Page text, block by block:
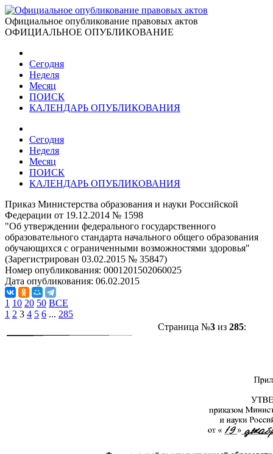
Официальное опубликование правовых актов
ОФИЦИАЛЬНОЕ ОПУБЛИКОВАНИЕ
Сегодня
Неделя
Месяц
ПОИСК
КАЛЕНДАРЬ ОПУБЛИКОВАНИЯ
Сегодня
Неделя
Месяц
ПОИСК
КАЛЕНДАРЬ ОПУБЛИКОВАНИЯ
Приказ Министерства образования и науки Российской
Федерации от 19.12.2014 № 1598
"Об утверждении федерального государственного
образовательного стандарта начального общего образования
обучающихся с ограниченными возможностями здоровья"
(Зарегистрирован 03.02.2015 № 35847)
Номер опубликования: 0001201502060025
Дата опубликования: 06.02.2015
1 10 20 50 ВСЕ
1 2 3 4 5 6 ... 285
Страница №3из 285: